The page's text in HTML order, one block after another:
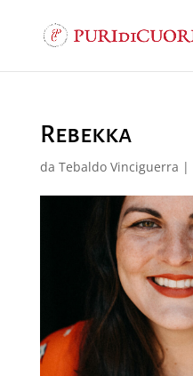
Rebekka
da Tebaldo Vinciguerra |